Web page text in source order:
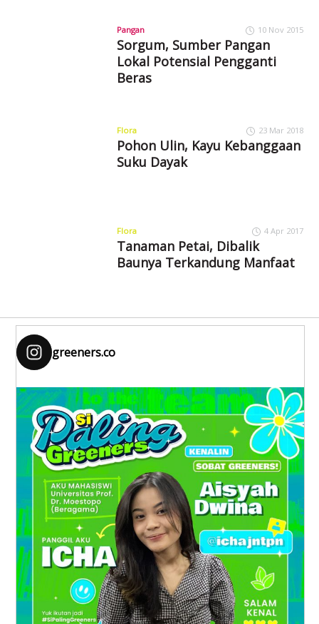
Pangan 10 Nov 2015
Sorgum, Sumber Pangan
Lokal Potensial Pengganti
Beras
Flora 23 Mar 2018
Pohon Ulin, Kayu Kebanggaan
Suku Dayak
Flora 4 Apr 2017
Tanaman Petai, Dibalik
Baunya Terkandung Manfaat
greeners.co